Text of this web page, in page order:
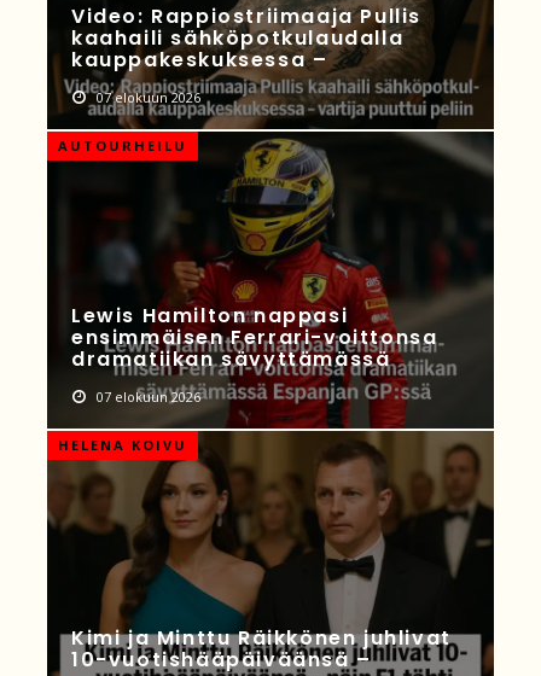
Video: Rappiostriimaaja Pullis
kaahaili sähköpotkulaudalla
kauppakeskuksessa –
07 elokuun 2026
AUTOURHEILU
Lewis Hamilton nappasi
ensimmäisen Ferrari-voittonsa
dramatiikan sävyttämässä
07 elokuun 2026
HELENA KOIVU
Kimi ja Minttu Räikkönen juhlivat
10-vuotishääpäiväänsä –